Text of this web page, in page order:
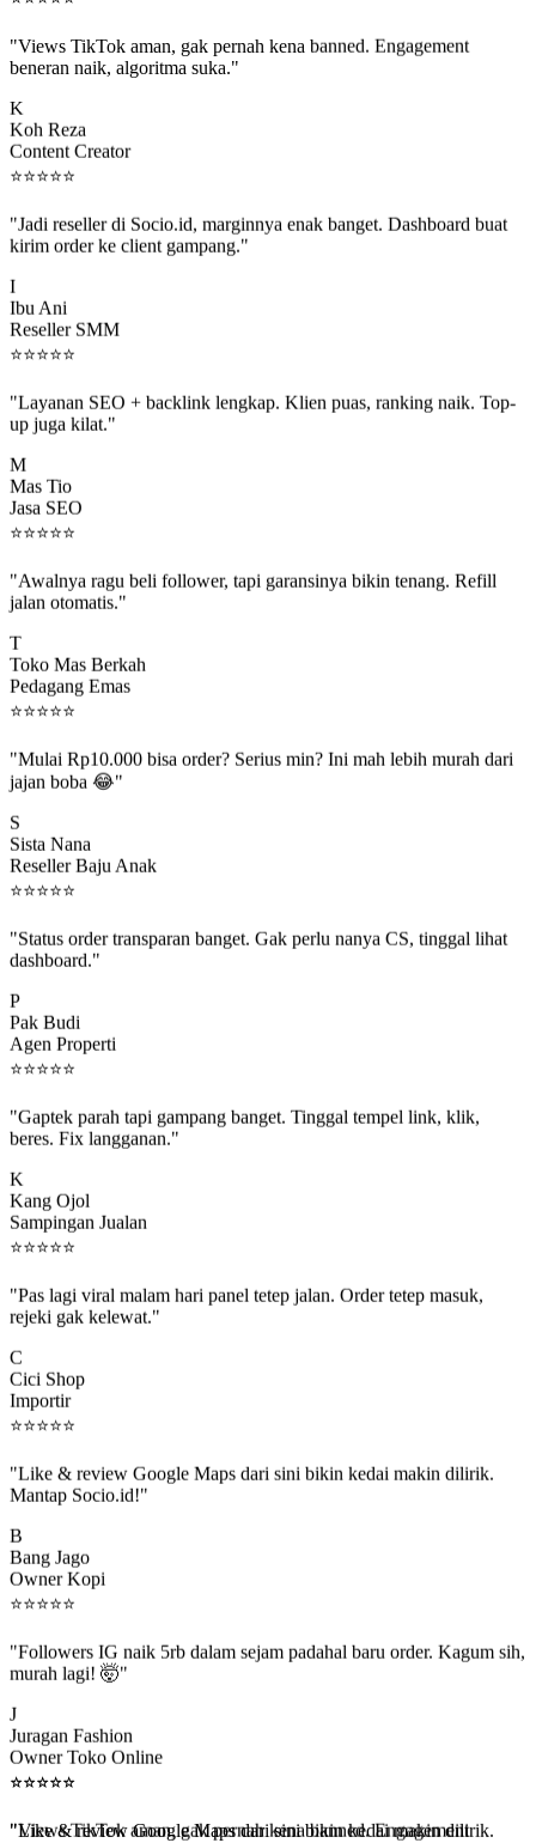
beneran naik, algoritma suka."
Koh Reza
Content Creator
⭐⭐⭐⭐⭐
kirim order ke client gampang."
Ibu Ani
Reseller SMM
⭐⭐⭐⭐⭐
up juga kilat."
Mas Tio
Jasa SEO
⭐⭐⭐⭐⭐
jalan otomatis."
Toko Mas Berkah
Pedagang Emas
⭐⭐⭐⭐⭐
jajan boba 😂"
Sista Nana
Reseller Baju Anak
⭐⭐⭐⭐⭐
dashboard."
Pak Budi
Agen Properti
⭐⭐⭐⭐ ⭐
beres. Fix langganan."
Kang Ojol
Sampingan Jualan
⭐⭐⭐⭐⭐
rejeki gak kelewat."
Cici Shop
Importir
⭐⭐⭐⭐⭐
Mantap Socio.id!"
Bang Jago
Owner Kopi
⭐⭐⭐⭐ ⭐
murah lagi! 🤯"
Juragan Fashion
Owner Toko Online
⭐⭐⭐⭐ ⭐
beneran naik, algoritma suka."